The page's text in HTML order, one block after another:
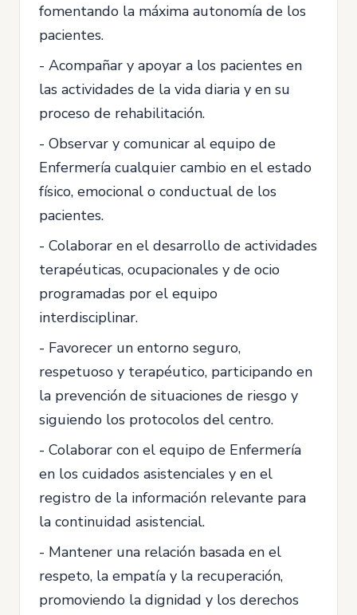
fomentando la máxima autonomía de los
pacientes.
- Acompañar y apoyar a los pacientes en
las actividades de la vida diaria y en su
proceso de rehabilitación.
- Observar y comunicar al equipo de
Enfermería cualquier cambio en el estado
físico, emocional o conductual de los
pacientes.
- Colaborar en el desarrollo de actividades
terapéuticas, ocupacionales y de ocio
programadas por el equipo
interdisciplinar.
- Favorecer un entorno seguro,
respetuoso y terapéutico, participando en
la prevención de situaciones de riesgo y
siguiendo los protocolos del centro.
- Colaborar con el equipo de Enfermería
en los cuidados asistenciales y en el
registro de la información relevante para
la continuidad asistencial.
- Mantener una relación basada en el
respeto, la empatía y la recuperación,
promoviendo la dignidad y los derechos